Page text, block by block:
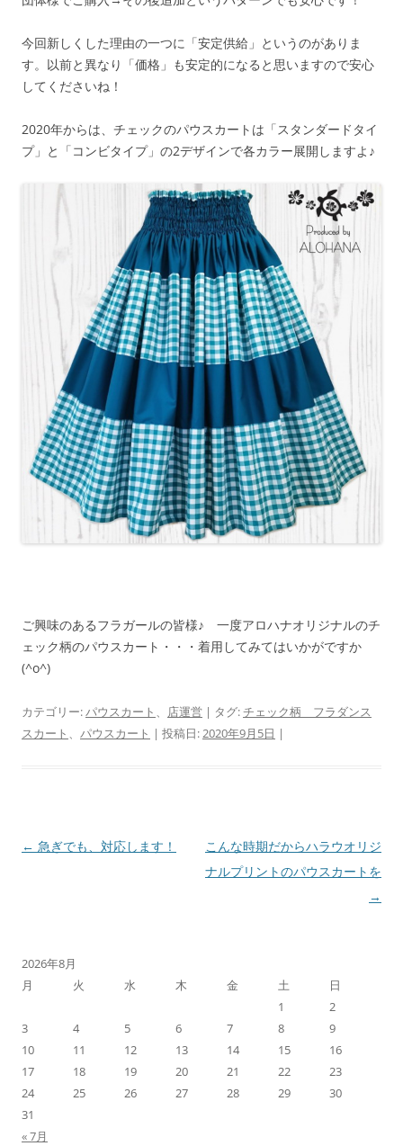
今回新しくした理由の一つに「安定供給」というのがありま
す。以前と異なり「価格」も安定的になると思いますので安心
してくださいね！
2020年からは、チェックのパウスカートは「スタンダードタイ
プ」と「コンビタイプ」の2デザインで各カラー展開しますよ♪
ご興味のあるフラガールの皆様♪ 一度アロハナオリジナルのチ
ェック柄のパウスカート・・・着用してみてはいかがですか
(^o^)
カテゴリー:パウスカート 、 店運営 | タグ:チェック柄 フラダンス
スカート 、 パウスカート | 投稿日:2020年9月5日 |
投
ー
ョ
ン
← 急ぎでも、対応します！
こんな時期だからハラウオリジ
ナルプリントのパウスカートを
→
2026年8月
月
火 水 木 金 土
日
1
2
3
4 5 6 7 8
9
10
11 12 13 14 15
16
17
18 19 20 21 22
23
24
25 26 27 28 29
30
31
« 7月